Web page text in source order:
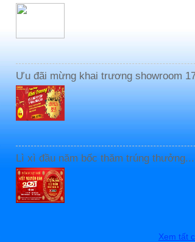
Ưu đãi mừng khai trương showroom
Lì xì đầu năm bốc thăm trúng thưởng...
Xem tất